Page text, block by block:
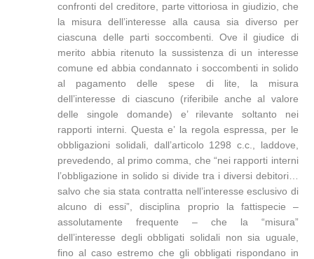
confronti del creditore, parte vittoriosa in giudizio, che
la misura dell’interesse alla causa sia diverso per
ciascuna delle parti soccombenti. Ove il giudice di
merito abbia ritenuto la sussistenza di un interesse
comune ed abbia condannato i soccombenti in solido
al pagamento delle spese di lite, la misura
dell’interesse di ciascuno (riferibile anche al valore
delle singole domande) e’ rilevante soltanto nei
rapporti interni. Questa e’ la regola espressa, per le
obbligazioni solidali, dall’articolo 1298 c.c., laddove,
prevedendo, al primo comma, che “nei rapporti interni
l’obbligazione in solido si divide tra i diversi debitori…
salvo che sia stata contratta nell’interesse esclusivo di
alcuno di essi”, disciplina proprio la fattispecie –
assolutamente frequente – che la “misura”
dell’interesse degli obbligati solidali non sia uguale,
fino al caso estremo che gli obbligati rispondano in